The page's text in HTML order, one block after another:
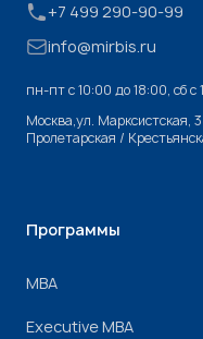
+7 499 290-90-99
info@mirbis.ru
пн-пт с 10:00 до 18:00, cб с
Москва,ул. Марксистская,
Пролетарская /
Программы
МВА
Executive MBA